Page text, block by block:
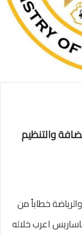
والتنظيم
خطاباً من
اعرب خلاله